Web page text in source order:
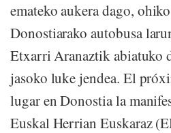
emateko aukera dago,
Donostiarako autobusa
Etxarri Aranaztik abiatuko
jasoko luke jendea. El
lugar en Donostia la
Euskal Herrian Euskaraz